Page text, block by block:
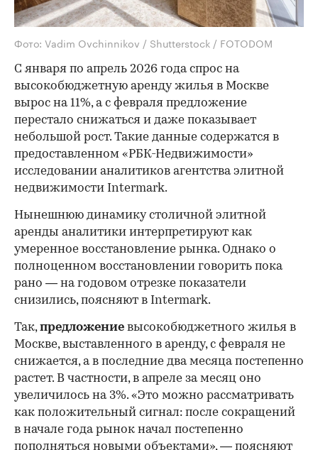
Фото: Vadim Ovchinnikov / Shutterstock / FOTODOM
С января по апрель 2026 года спрос на
высокобюджетную аренду жилья в Москве
вырос на 11%, а с февраля предложение
перестало снижаться и даже показывает
небольшой рост. Такие данные содержатся в
предоставленном «РБК-Недвижимости»
исследовании аналитиков агентства элитной
недвижимости Intermark.
Нынешнюю динамику столичной элитной
аренды аналитики интерпретируют как
умеренное восстановление рынка. Однако о
полноценном восстановлении говорить пока
рано — на годовом отрезке показатели
снизились, поясняют в Intermark.
Так,предложение высокобюджетного жилья в
Москве, выставленного в аренду, с февраля не
снижается, а в последние два месяца постепенно
растет. В частности, в апреле за месяц оно
увеличилось на 3%. «Это можно рассматривать
как положительный сигнал: после сокращений
в начале года рынок начал постепенно
пополняться новыми объектами», — поясняют